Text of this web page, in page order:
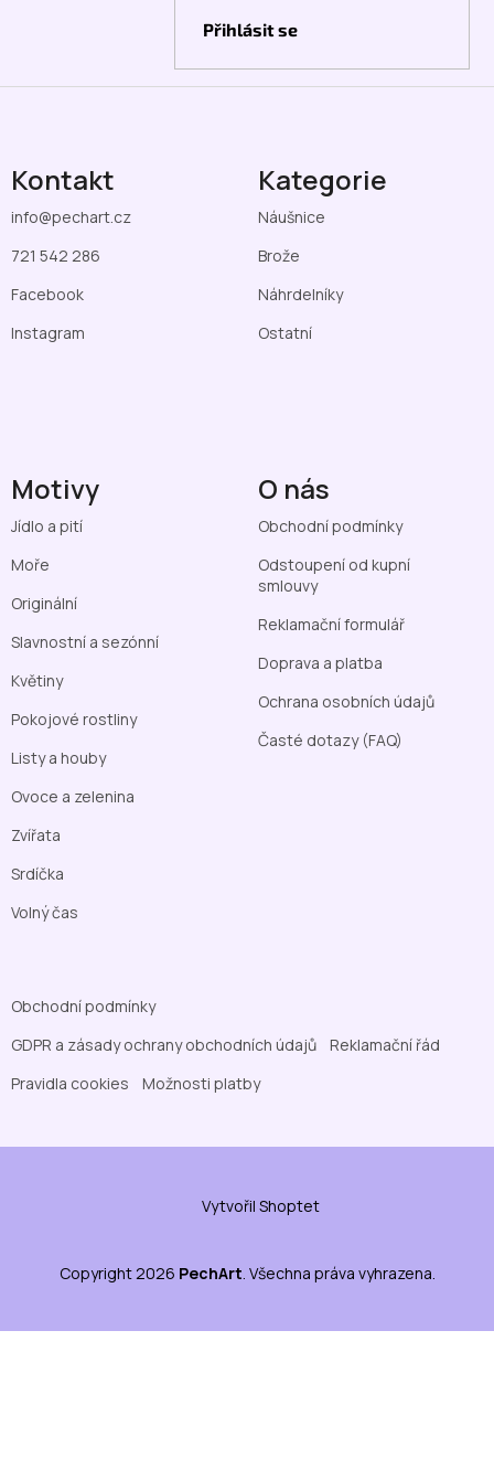
Přihlásit se
Kontakt
info@pechart.cz
721 542 286
Facebook
Instagram
Kategorie
Náušnice
Brože
Náhrdelníky
Ostatní
Motivy
Jídlo a pití
Moře
Originální
Slavnostní a sezónní
Květiny
Pokojové rostliny
Listy a houby
Ovoce a zelenina
Zvířata
Srdíčka
Volný čas
O nás
Obchodní podmínky
Odstoupení od kupní
smlouvy
Reklamační formulář
Doprava a platba
Ochrana osobních údajů
Časté dotazy (FAQ)
Obchodní podmínky
GDPR a zásady ochrany obchodních údajů
Reklamační řád
Pravidla cookies
Možnosti platby
Vytvořil Shoptet
Copyright 2026 PechArt . Všechna práva vyhrazena.